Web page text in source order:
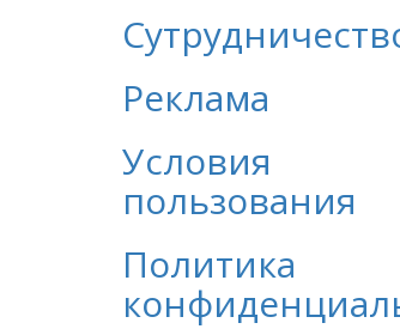
Реклама
Условия
пользования
Политика